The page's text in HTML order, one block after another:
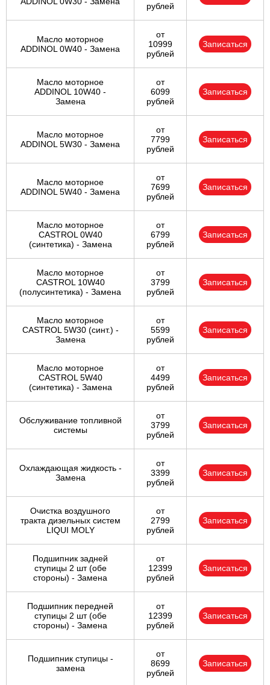
рублей
Масло моторное
ADDINOL 0W40 - Замена
от
10999
рублей
Записаться
Масло моторное
ADDINOL 10W40 -
Замена
от
6099
рублей
Записаться
Масло моторное
ADDINOL 5W30 - Замена
от
7799
рублей
Записаться
Масло моторное
ADDINOL 5W40 - Замена
от
7699
рублей
Записаться
Масло моторное
CASTROL 0W40
(синтетика) - Замена
от
6799
рублей
Записаться
Масло моторное
CASTROL 10W40
(полусинтетика) - Замена
от
3799
рублей
Записаться
Масло моторное
CASTROL 5W30 (синт.) -
Замена
от
5599
рублей
Записаться
Масло моторное
CASTROL 5W40
(синтетика) - Замена
от
4499
рублей
Записаться
Обслуживание топливной
системы
от
3799
рублей
Записаться
Охлаждающая жидкость -
Замена
от
3399
рублей
Записаться
Очистка воздушного
тракта дизельных систем
LIQUI MOLY
от
2799
рублей
Записаться
Подшипник задней
ступицы 2 шт (обе
стороны) - Замена
от
12399
рублей
Записаться
Подшипник передней
ступицы 2 шт (обе
стороны) - Замена
от
12399
рублей
Записаться
Подшипник ступицы -
замена
от
8699
рублей
Записаться